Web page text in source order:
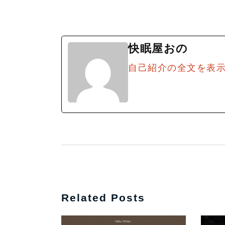
快眠屋おの
自己紹介の全文を表
Related Posts